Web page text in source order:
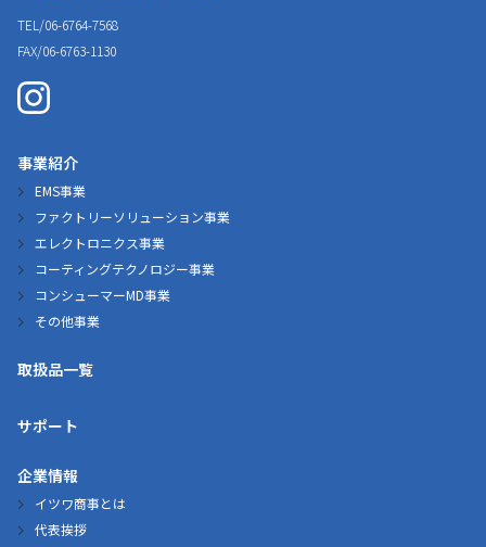
TEL/06-6764-7568
FAX/06-6763-1130
事業紹介
EMS事業
ファクトリーソリューション事業
エレクトロニクス事業
コーティングテクノロジー事業
コンシューマーMD事業
その他事業
取扱品一覧
サポート
企業情報
イツワ商事とは
代表挨拶